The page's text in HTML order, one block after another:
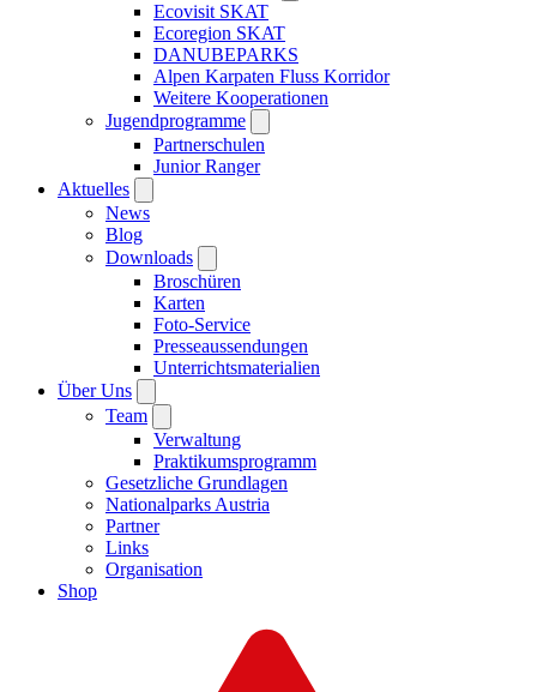
Ecovisit SKAT
Ecoregion SKAT
DANUBEPARKS
Alpen Karpaten Fluss Korridor
Weitere Kooperationen
Jugendprogramme
Partnerschulen
Junior Ranger
Aktuelles
News
Blog
Downloads
Broschüren
Karten
Foto-Service
Presseaussendungen
Unterrichtsmaterialien
Über Uns
Team
Verwaltung
Praktikumsprogramm
Gesetzliche Grundlagen
Nationalparks Austria
Partner
Links
Organisation
Shop